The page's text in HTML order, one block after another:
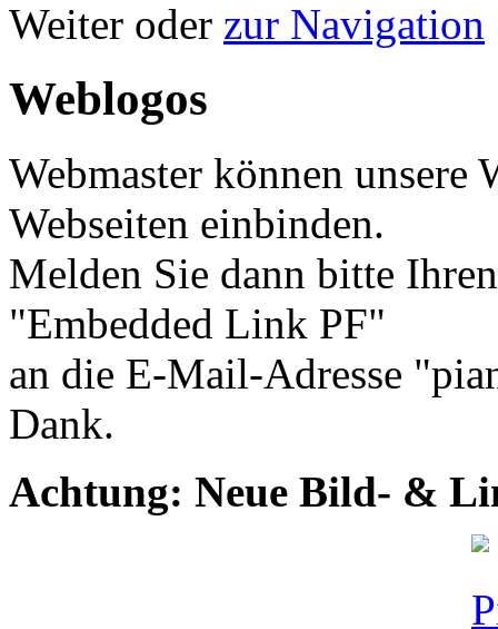
Weiter oder zur Navigation
Weblogos
Webmaster können unsere
Webseiten einbinden.
Melden Sie dann bitte
"Embedded Link PF"
an die E-Mail-Adresse
Dank.
Achtung: Neue Bild- &